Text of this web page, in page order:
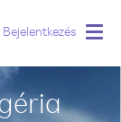
Bejelentkezés